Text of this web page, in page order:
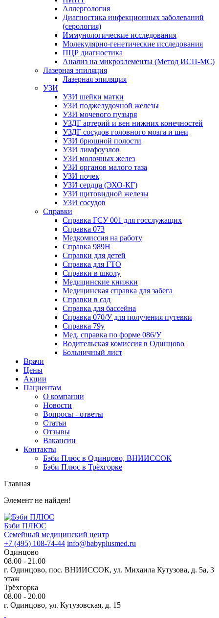
Аллергология
Диагностика инфекционных заболеваний
(серология)
Иммунологические исследования
Молекулярно-генетические исследования
ПЦР диагностика
Анализ на микроэлементы (Метод ИСП-МС)
Лазерная эпиляция
Лазерная эпиляция
УЗИ
УЗИ шейки матки
УЗИ поджелудочной железы
УЗИ мочевого пузыря
УЗДГ артерий и вен нижних конечностей
УЗДГ сосудов головного мозга и шеи
УЗИ брюшной полости
УЗИ лимфоузлов
УЗИ молочных желез
УЗИ органов малого таза
УЗИ почек
УЗИ сердца (ЭХО-КГ)
УЗИ щитовидной железы
УЗИ сосудов
Справки
Справка ГСУ 001 для госслужащих
Справка 073
Медкомиссия на работу
Справка 989Н
Справки для детей
Справка для ГТО
Справки в школу
Медицинские книжки
Медицинская справка для забега
Справки в сад
Справка для бассейна
Справка 070/У для получения путевки
Справка 79у
Мед. справка по форме 086/У
Водительская комиссия в Одинцово
Больничный лист
Врачи
Цены
Акции
Пациентам
О компании
Новости
Вопросы - ответы
Статьи
Отзывы
Вакансии
Контакты
Бэби Плюс в Одинцово, ВНИИССОК
Бэби Плюс в Трёхгорке
Главная
Элемент не найден!
Бэби ПЛЮС
Семейный медицинский центр
+7 (495) 108-74-44 info@babyplusmed.ru
Одинцово
08.00 - 21.00
г. Одинцово, пос. ВНИИССОК, ул. Михаила Кутузова, д. 5а, 3
этаж
Трёхгорка
08.00 - 20.00
г. Одинцово, ул. Кутузовская, д. 15